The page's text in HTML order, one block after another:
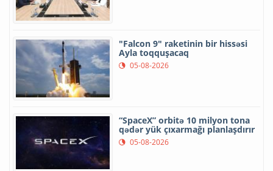
"Falcon 9" raketinin bir hissəsi
Ayla toqquşacaq
05-08-2026
“SpaceX” orbitə 10 milyon tona
qədər yük çıxarmağı planlaşdırır
05-08-2026